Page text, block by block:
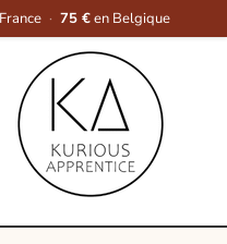
· 75 €en Belgique